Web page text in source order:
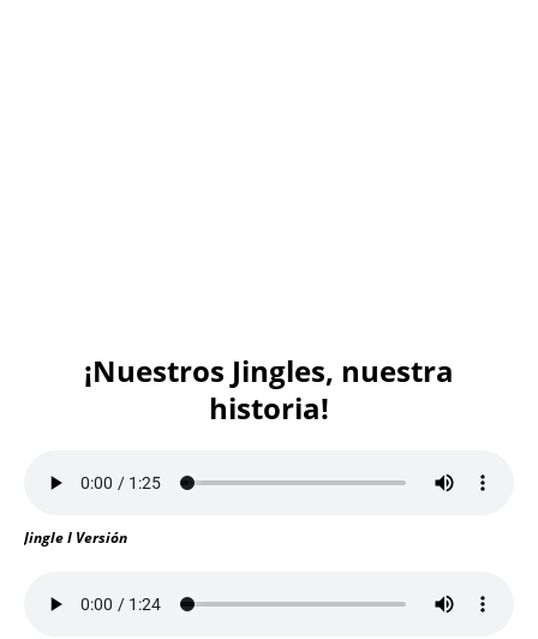
¡Nuestros Jingles, nuestra
historia!
Jingle I Versión